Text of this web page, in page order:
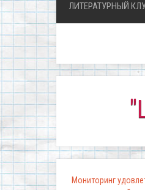
ЛИТЕРАТУРНЫЙ
Мониторинг